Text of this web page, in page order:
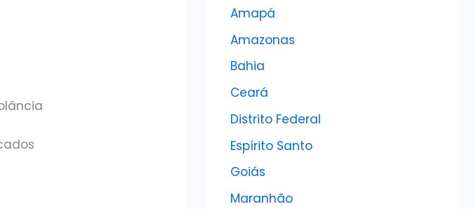
Amapá
Amazonas
Bahia
Ceará
Distrito Federal
Espírito Santo
Goiás
Maranhão